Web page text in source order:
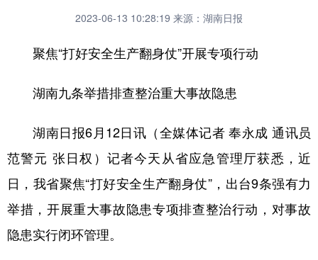
2023-06-13 10:28:19 来源：湖南日报
聚焦“打好安全生产翻身仗”开展专项行动
湖南九条举措排查整治重大事故隐患
湖南日报6月12日讯（全媒体记者 奉永成 通讯员
范警元 张日权）记者今天从省应急管理厅获悉，近
日，我省聚焦“打好安全生产翻身仗”，出台9条强有力
举措，开展重大事故隐患专项排查整治行动，对事故
隐患实行闭环管理。